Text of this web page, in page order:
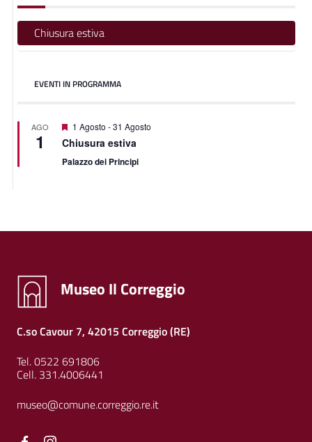
Chiusura estiva
EVENTI IN PROGRAMMA
AGO
1
Featured
1 Agosto -31 Agosto
Chiusura estiva
Palazzo dei Principi
Museo Il Correggio
C.so Cavour 7, 42015 Correggio (RE)
Tel. 0522 691806
Cell. 331.4006441
museo@comune.correggio.re.it